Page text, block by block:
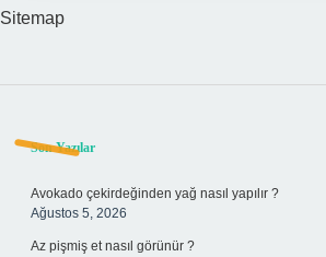
Sitemap
Sidebar
Son Yazılar
Avokado çekirdeğinden yağ nasıl yapılır ?
Ağustos 5, 2026
Az pişmiş et nasıl görünür ?